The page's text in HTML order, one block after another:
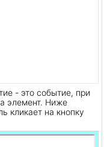
- это событие, при
элемент. Ниже
кликает на кнопку